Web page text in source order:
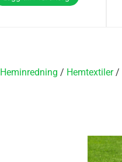
Heminredning / Hemtextiler/